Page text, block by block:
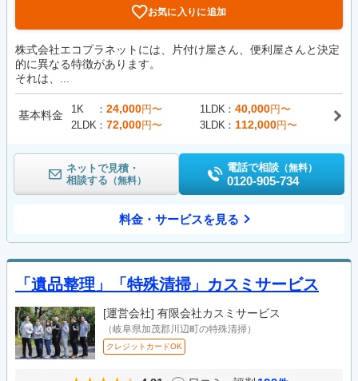
お気に入りに追加
株式会社エコプラネットには、片付け屋さん、便利屋さんと決定
的に異なる特徴があります。
それは、...
基本料金 1K 24,000円〜 1LDK 40,000円〜
2LDK
72,000円〜 3LDK 112,000円〜
ネットで見積・
相談する （無料）
電話で相談 （無料）
0120-905-734
料金・サービスを見る
「遺品整理」「特殊清掃」カスミサービス
[運営会社] 有限会社カスミサービス
（岐阜県加茂郡川辺町の特殊清掃）
クレジットカードOK